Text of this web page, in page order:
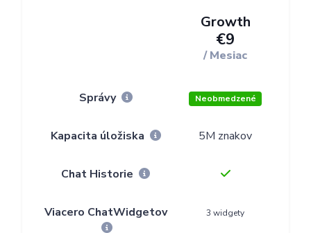
Growth
€9
/ Mesiac
Správy Neobmedzené
Kapacita úložiska 5M znakov
Chat Historie
Viacero ChatWidgetov 3 widgety